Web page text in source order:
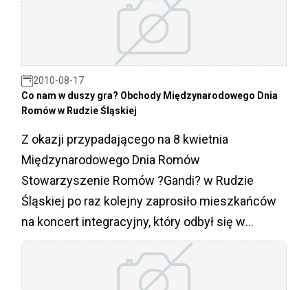
Budynek B Urzędu Miasta, pokój 301.
2010-08-17
Co nam w duszy gra? Obchody Międzynarodowego Dnia
Romów w Rudzie Śląskiej
Z okazji przypadającego na 8 kwietnia
Międzynarodowego Dnia Romów
Stowarzyszenie Romów ?Gandi? w Rudzie
Śląskiej po raz kolejny zaprosiło mieszkańców
na koncert integracyjny, który odbył się w
Miejskim Centrum Kultury im. H. Bisty w Rudzie
Śląskiej.